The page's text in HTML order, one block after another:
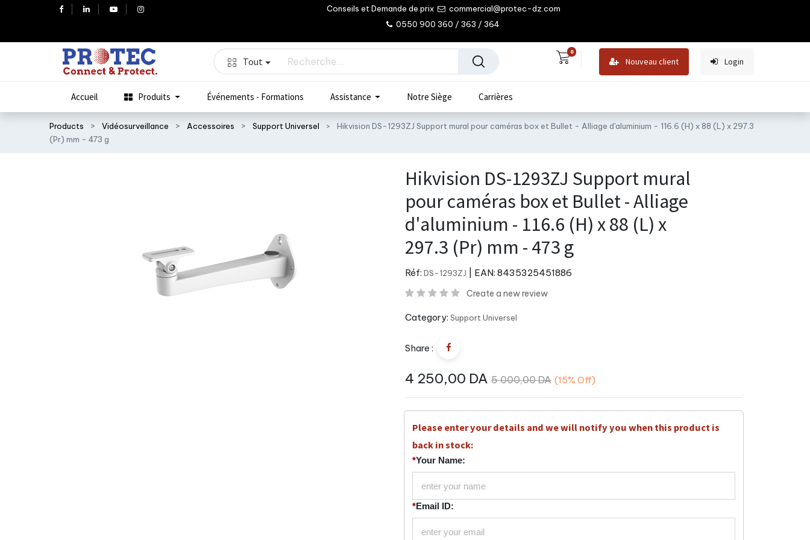
Conseils et Demande de prix
commercial@protec-dz.com
0550 900 360 / 363 / 364
Tout
0
Nouveau client Login
Accueil Produits Événements - Formations Assistance Notre Siège Carrières
Products Vidéosurveillance Accessoires Support Universel
Hikvision DS-1293ZJ Support mural pour caméras box et Bullet - Alliage d'aluminium - 116.6 (H) x 88 (L) x 297.3
(Pr) mm - 473 g
Hikvision DS-1293ZJ Support mural
pour caméras box et Bullet - Alliage
d'aluminium - 116.6 (H) x 88 (L) x
297.3 (Pr) mm - 473 g
Réf: DS-1293ZJ | EAN: 8435325451886
Create a new review
Category: Support Universel
Share :
4 250,00 DA 5 000,00DA (15% Off)
Please enter your details and we will notify you when this product is
back in stock:
*Your Name:
*Email ID: